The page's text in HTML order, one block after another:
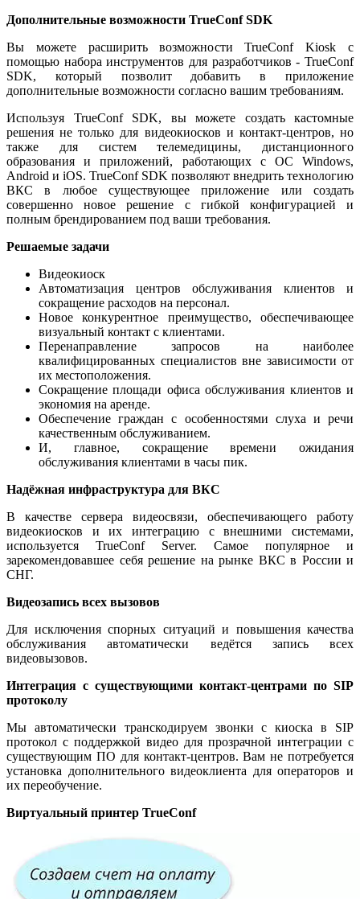
Дополнительные возможности TrueConf SDK
Вы можете расширить возможности TrueConf Kiosk с
помощью набора инструментов для разработчиков - TrueConf
SDK, который позволит добавить в приложение
дополнительные возможности согласно вашим требованиям.
Используя TrueConf SDK, вы можете создать кастомные
решения не только для видеокиосков и контакт-центров, но
также для систем телемедицины, дистанционного
образования и приложений, работающих с ОС Windows,
Android и iOS. TrueConf SDK позволяют внедрить технологию
ВКС в любое существующее приложение или создать
совершенно новое решение с гибкой конфигурацией и
полным брендированием под ваши требования.
Решаемые задачи
Видеокиоск
Автоматизация центров обслуживания клиентов и
сокращение расходов на персонал.
Новое конкурентное преимущество, обеспечивающее
визуальный контакт с клиентами.
Перенаправление запросов на наиболее
квалифицированных специалистов вне зависимости от
их местоположения.
Сокращение площади офиса обслуживания клиентов и
экономия на аренде.
Обеспечение граждан с особенностями слуха и речи
качественным обслуживанием.
И, главное, сокращение времени ожидания
обслуживания клиентами в часы пик.
Надёжная инфраструктура для ВКС
В качестве сервера видеосвязи, обеспечивающего работу
видеокиосков и их интеграцию с внешними системами,
используется TrueConf Server. Самое популярное и
зарекомендовавшее себя решение на рынке ВКС в России и
СНГ.
Видеозапись всех вызовов
Для исключения спорных ситуаций и повышения качества
обслуживания автоматически ведётся запись всех
видеовызовов.
Интеграция с существующими контакт-центрами по SIP
протоколу
Мы автоматически транскодируем звонки с киоска в SIP
протокол с поддержкой видео для прозрачной интеграции с
существующим ПО для контакт-центров. Вам не потребуется
установка дополнительного видеоклиента для операторов и
их переобучение.
Виртуальный принтер TrueConf